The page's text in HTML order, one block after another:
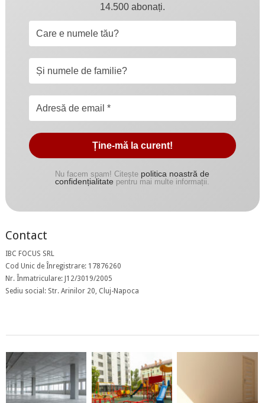
14.500 abonați.
Nu facem spam! Citește politica noastră de
confidențialitate pentru mai multe informații.
Contact
IBC FOCUS SRL
Cod Unic de Înregistrare: 17876260
Nr. Înmatriculare: J12/3019/2005
Sediu social: Str. Arinilor 20, Cluj-Napoca